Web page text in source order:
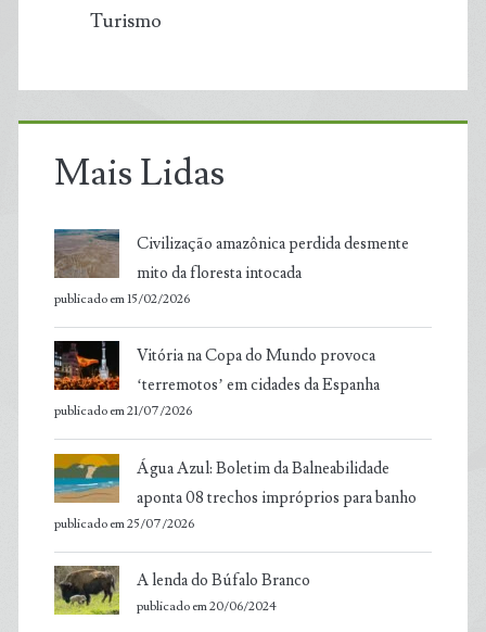
Turismo
Mais Lidas
Civilização amazônica perdida desmente
mito da floresta intocada
publicado em 15/02/2026
Vitória na Copa do Mundo provoca
‘terremotos’ em cidades da Espanha
publicado em 21/07/2026
Água Azul: Boletim da Balneabilidade
aponta 08 trechos impróprios para banho
publicado em 25/07/2026
A lenda do Búfalo Branco
publicado em 20/06/2024